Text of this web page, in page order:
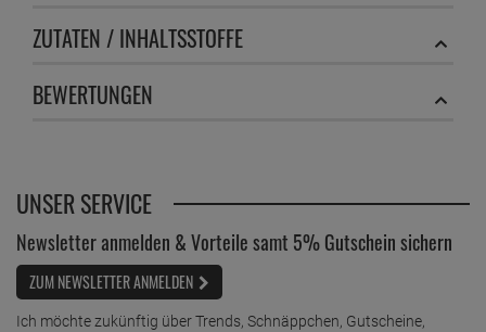
ZUTATEN / INHALTSSTOFFE
BEWERTUNGEN
UNSER SERVICE
Newsletter anmelden & Vorteile samt 5% Gutschein sichern
ZUM NEWSLETTER ANMELDEN
Ich möchte zukünftig über Trends, Schnäppchen, Gutscheine,